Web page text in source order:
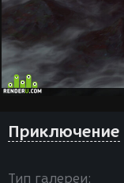
Приключение
Тип галереи: